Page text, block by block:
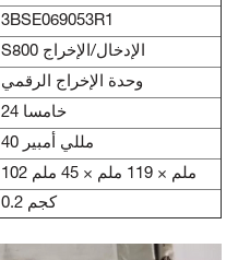
3BSE069053R1
S800 الإدخال/الإخراج
وحدة الإخراج الرقمي
24 خامسا
40 مللي أمبير
102 ملم × 119 ملم × 45 ملم
0.2 كجم